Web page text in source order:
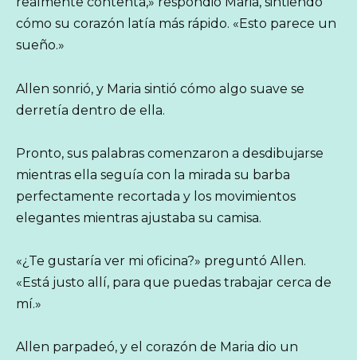
cómo su corazón latía más rápido. «Esto parece un
sueño.»
Allen sonrió, y Maria sintió cómo algo suave se
derretía dentro de ella.
Pronto, sus palabras comenzaron a desdibujarse
mientras ella seguía con la mirada su barba
perfectamente recortada y los movimientos
elegantes mientras ajustaba su camisa.
«¿Te gustaría ver mi oficina?» preguntó Allen.
«Está justo allí, para que puedas trabajar cerca de
mí.»
Allen parpadeó, y el corazón de Maria dio un